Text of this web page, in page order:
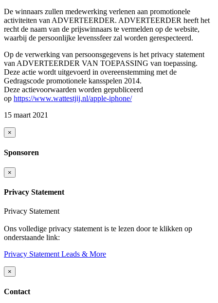
De winnaars zullen medewerking verlenen aan promotionele
activiteiten van ADVERTEERDER. ADVERTEERDER heeft het
recht de naam van de prijswinnaars te vermelden op de website,
waarbij de persoonlijke levenssfeer zal worden gerespecteerd.
Op de verwerking van persoonsgegevens is het privacy statement
van ADVERTEERDER VAN TOEPASSING van toepassing.
Deze actie wordt uitgevoerd in overeenstemming met de
Gedragscode promotionele kansspelen 2014.
Deze actievoorwaarden worden gepubliceerd
op https://www.wattestjij.nl/apple-iphone/
15 maart 2021
×
Sponsoren
×
Privacy Statement
Privacy Statement
Ons volledige privacy statement is te lezen door te klikken op
onderstaande link:
Privacy Statement Leads & More
×
Contact